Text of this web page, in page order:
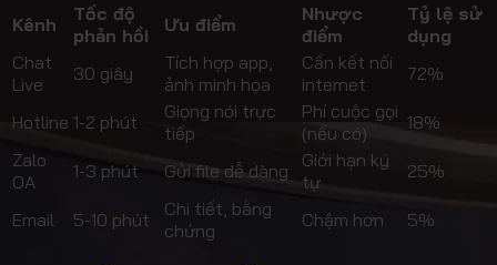
Kênh
Tốc độ
phản hồi
Ưu điểm
Nhược
điểm
Tỷ lệ sử
dụng
Chat
Live
30 giây
Tích hợp app,
ảnh minh họa
Cần kết nối
internet
72%
Hotline 1-2 phút
Giọng nói trực
tiếp
Phí cuộc gọi
(nếu có)
18%
Zalo
OA
1-3 phút Gửi file dễ dàng
Giới hạn ký
tự
25%
Email 5-10 phút
Chi tiết, bằng
chứng
Chậm hơn 5%